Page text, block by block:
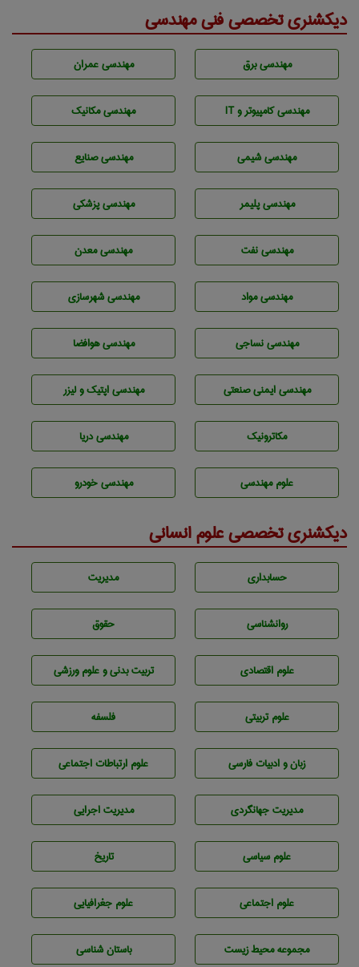
دیکشنری تخصصی فنی مهندسی
مهندسی برق مهندسی عمران
مهندسی كامپيوتر و IT مهندسی مکانیک
مهندسي شيمی مهندسی صنايع
مهندسی پليمر مهندسی پزشکی
مهندسی نفت مهندسی معدن
مهندسی مواد مهندسی شهرسازی
مهندسي نساجی مهندسی هوافضا
مهندسی ایمنی صنعتی مهندسی اپتیک و لیزر
مکاترونیک مهندسی دریا
علوم مهندسی مهندسی خودرو
دیکشنری تخصصی علوم انسانی
حسابداری مديريت
روانشناسی حقوق
علوم اقتصادی تربيت بدنی و علوم ورزشی
علوم تربيتی فلسفه
زبان و ادبيات فارسی علوم ارتباطات اجتماعی
مديريت جهانگردی مديريت اجرايی
علوم سياسی تاريخ
علوم اجتماعی علوم جغرافيايی
مجموعه محيط زيست باستان شناسی